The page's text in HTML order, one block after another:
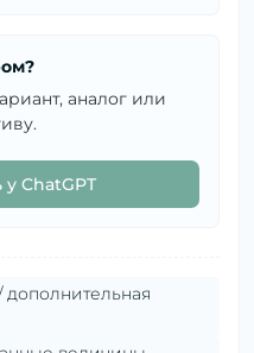
аналог или
ChatGPT